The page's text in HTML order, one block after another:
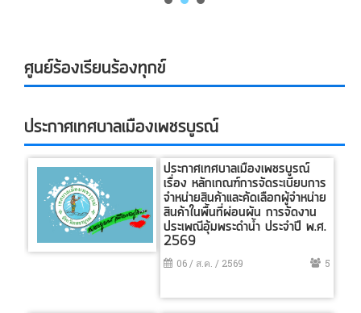
ศูนย์ร้องเรียนร้องทุกข์
ประกาศเทศบาลเมืองเพชรบูรณ์
ประกาศเทศบาลเมืองเพชรบูรณ์
เรื่อง หลักเกณฑ์การจัดระเบียบการ
จำหน่ายสินค้าและคัดเลือกผู้จำหน่าย
สินค้าในพื้นที่ผ่อนผัน การจัดงาน
ประเพณีอุ้มพระดำน้ำ ประจำปี พ.ศ.
2569
06 / ส.ค. / 2569 5